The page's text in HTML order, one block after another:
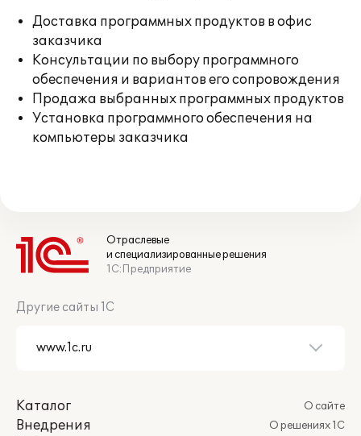
Доставка программных продуктов в офис
заказчика
Консультации по выбору программного
обеспечения и вариантов его сопровождения
Продажа выбранных программных продуктов
Установка программного обеспечения на
компьютеры заказчика
Отраслевые
и специализированные решения
1С:Предприятие
Другие сайты 1С
Каталог
Внедрения
О сайте
О решениях 1С